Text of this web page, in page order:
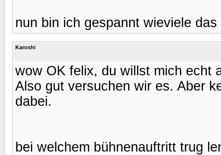
nun bin ich gespannt wieviele
Karoshi
wow OK felix, du willst mich echt
Also gut versuchen wir es. Aber
dabei.
bei welchem bühnenauftritt trug